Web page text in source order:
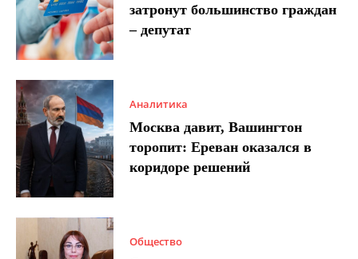
затронут большинство граждан
– депутат
Аналитика
Москва давит, Вашингтон
торопит: Ереван оказался в
коридоре решений
Общество